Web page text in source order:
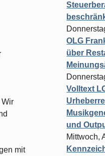
Wir
mit
OLG
über
Volltext
und
Mittwoch,